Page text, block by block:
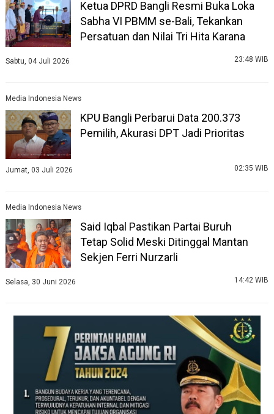
Ketua DPRD Bangli Resmi Buka Loka
Sabha VI PBMM se-Bali, Tekankan
Persatuan dan Nilai Tri Hita Karana
Sabtu, 04 Juli 2026 23:48 WIB
Media Indonesia News
KPU Bangli Perbarui Data 200.373
Pemilih, Akurasi DPT Jadi Prioritas
Jumat, 03 Juli 2026 02:35 WIB
Media Indonesia News
Said Iqbal Pastikan Partai Buruh
Tetap Solid Meski Ditinggal Mantan
Sekjen Ferri Nurzarli
Selasa, 30 Juni 2026 14:42 WIB